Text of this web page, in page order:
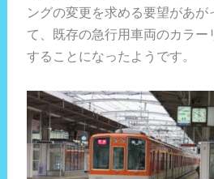
ングの変更を求める要望があが
て、既存の急行用車両のカラー
することになったようです。